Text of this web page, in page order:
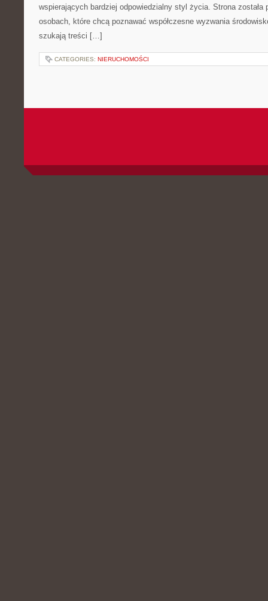
wspierających bardziej odpowiedzialny styl życia. Strona została
osobach, które chcą poznawać współczesne wyzwania
szukają treści […]
CATEGORIES: NIERUCHOMOŚCI